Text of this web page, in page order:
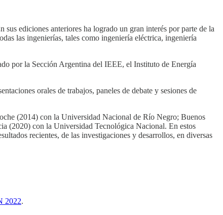
ediciones anteriores ha logrado un gran interés por parte de la
las ingenierías, tales como ingeniería eléctrica, ingeniería
por la Sección Argentina del IEEE, el Instituto de Energía
orales de trabajos, paneles de debate y sesiones de
(2014) con la Universidad Nacional de Río Negro; Buenos
(2020) con la Universidad Tecnológica Nacional. En estos
recientes, de las investigaciones y desarrollos, en diversas
2022.